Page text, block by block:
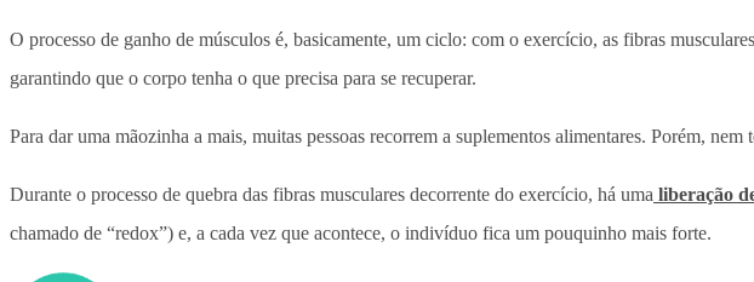
O processo de ganho de músculos é, basicamente, um ciclo: com o exercício, as fibras
garantindo que o corpo tenha o que precisa para se recuperar.
Para dar uma mãozinha a mais, muitas pessoas recorrem a suplementos alimentares. Porém, nem
Durante o processo de quebra das fibras musculares decorrente do exercício, há uma liberação
chamado de “redox”) e, a cada vez que acontece, o indivíduo fica um pouquinho mais forte.